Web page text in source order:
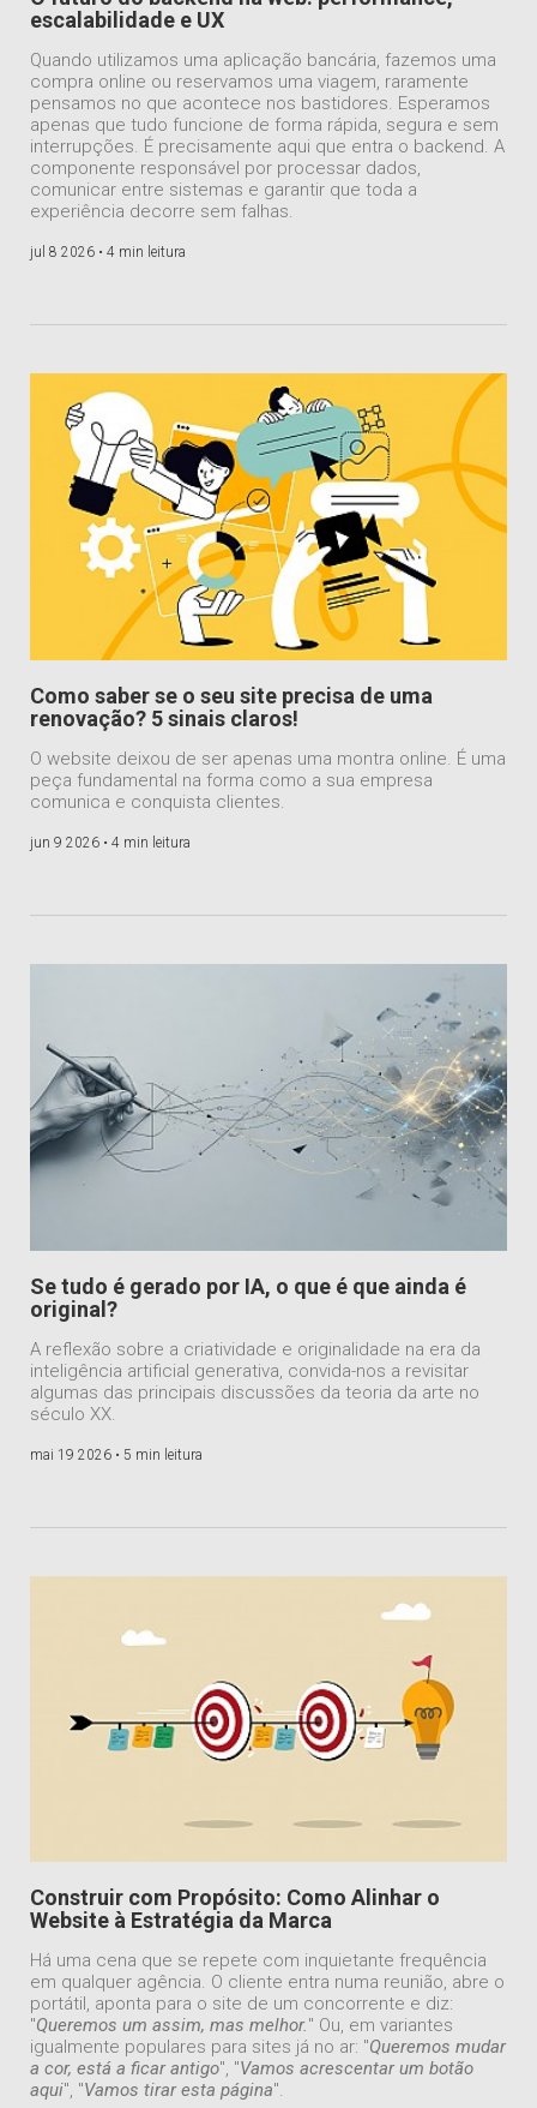
escalabilidade e UX
Quando utilizamos uma aplicação bancária, fazemos uma
compra online ou reservamos uma viagem, raramente
pensamos no que acontece nos bastidores. Esperamos
apenas que tudo funcione de forma rápida, segura e sem
interrupções. É precisamente aqui que entra o backend. A
componente responsável por processar dados,
comunicar entre sistemas e garantir que toda a
experiência decorre sem falhas.
jul 8 2026 • 4 min leitura
Como saber se o seu site precisa de uma
renovação? 5 sinais claros!
O website deixou de ser apenas uma montra online. É uma
peça fundamental na forma como a sua empresa
comunica e conquista clientes.
jun 9 2026 • 4 min leitura
Se tudo é gerado por IA, o que é que ainda é
original?
A reflexão sobre a criatividade e originalidade na era da
inteligência artificial generativa, convida-nos a revisitar
algumas das principais discussões da teoria da arte no
século XX.
mai 19 2026 • 5 min leitura
Construir com Propósito: Como Alinhar o
Website à Estratégia da Marca
Há uma cena que se repete com inquietante frequência
em qualquer agência. O cliente entra numa reunião, abre o
portátil, aponta para o site de um concorrente e diz:
"Queremos um assim, mas melhor." Ou, em variantes
igualmente populares para sites já no ar: "Queremos mudar
a cor, está a ficar antigo", "Vamos acrescentar um botão
aqui", "Vamos tirar esta página".